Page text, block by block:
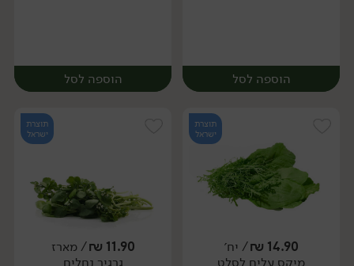
הוספה לסל הוספה לסל
תוצרת
ישראל
14.90
₪/ יח׳
מיקס עלים לסלט
תוצרת
ישראל
11.90
₪/ מארז
גרגיר נחלים